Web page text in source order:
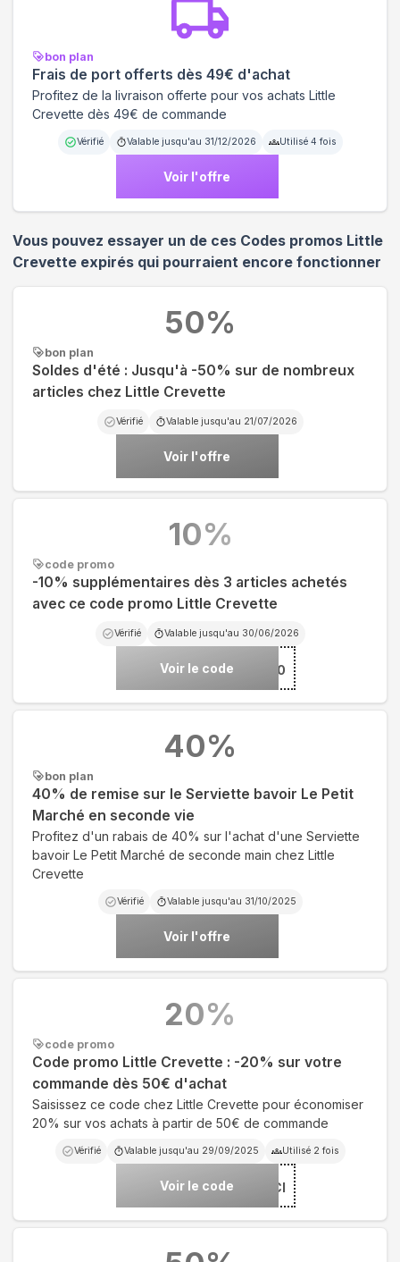
bon plan
Frais de port offerts dès 49€ d'achat
Profitez de la livraison offerte pour vos achats Little
Crevette dès 49€ de commande
Vérifié Valable jusqu'au 31/12/2026 Utilisé 4 fois
Voir l'offre
Vous pouvez essayer un de ces Codes promos Little
Crevette expirés qui pourraient encore fonctionner
bon plan
Soldes d'été : Jusqu'à -50% sur de nombreux
articles chez Little Crevette
Vérifié Valable jusqu'au 21/07/2026
Voir l'offre
50%
code promo
-10% supplémentaires dès 3 articles achetés
avec ce code promo Little Crevette
Vérifié Valable jusqu'au 30/06/2026
Voir le code***MER10
10%
bon plan
40% de remise sur le Serviette bavoir Le Petit
Marché en seconde vie
Profitez d'un rabais de 40% sur l'achat d'une Serviette
bavoir Le Petit Marché de seconde main chez Little
Crevette
Vérifié Valable jusqu'au 31/10/2025
Voir l'offre
40%
code promo
Code promo Little Crevette : -20% sur votre
commande dès 50€ d'achat
Saisissez ce code chez Little Crevette pour économiser
20% sur vos achats à partir de 50€ de commande
Vérifié Valable jusqu'au 29/09/2025 Utilisé 2 fois
Voir le code ***CI
20%